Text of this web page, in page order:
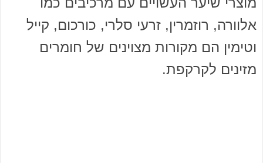
אלוורה, רוזמרין, זרעי סלרי, כורכום, קייל
וטימין הם מקורות מצוינים של חומרים
מזינים לקרקפת.